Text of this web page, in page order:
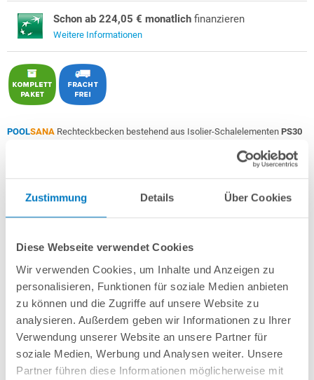
Zustimmung Details Über Cookies
Diese Webseite verwendet Cookies
Wir verwenden Cookies, um Inhalte und Anzeigen zu
personalisieren, Funktionen für soziale Medien anbieten
zu können und die Zugriffe auf unsere Website zu
analysieren. Außerdem geben wir Informationen zu Ihrer
Verwendung unserer Website an unsere Partner für
soziale Medien, Werbung und Analysen weiter. Unsere
Partner führen diese Informationen möglicherweise mit
Schon ab 224,05 € monatlich finanzieren
Weitere Informationen
POOLSANA Rechteckbecken bestehend aus Isolier-Schalelementen PS30
POOLSANAUV-C Entkeimungsgerät 75 W: Reduziert den
Unverrottbares Schutzvlies + Sprühkleber
Mauerdurchführungen
SandfilteranlagePOOLSANAPRO PRIME 500 / SPECKPP 11(Made in
Germany) inkl. Filtersand
Erdbeständiges Verrohrungsset PROFI Ø 50 mm
+ Entleerungspaket
5-stufige, 60 cm breite Einstiegstreppe in weiß für die Befestigung am
Poolrand
7-teiliges Reinigungsset PROFI
7-teiliges Wasserpflegeset PROFI